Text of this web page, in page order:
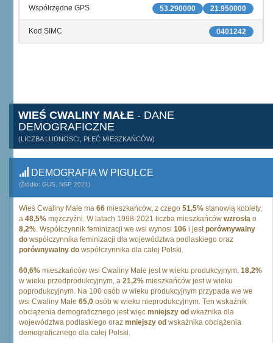
21.950000
53.290000
Współrzędne GPS
0401242
Kod SIMC
WIEŚ CWALINY MAŁE - DANE
DEMOGRAFICZNE
(LICZBA LUDNOŚCI, PŁEĆ MIESZKAŃCÓW)
DEMOGRAFIA W PIGUŁCE
(Źródło: GUS, NSP 2021)
Wieś Cwaliny Małe ma 66 mieszkańców, z czego 51,5% stanowią kobiety,
a 48,5% mężczyźni. W latach 1998-2021 liczba mieszkańców wzrosła o
8,2%. Współczynnik feminizacji we wsi wynosi 106 i jestporównywalny
do współczynnika feminizacji dla województwa podlaskiego oraz
porównywalny do współczynnika dla całej Polski.
60,6% mieszkańców wsi Cwaliny Małe jest w wieku produkcyjnym, 18,2%
w wieku przedprodukcyjnym, a 21,2% mieszkańców jest w wieku
poprodukcyjnym. Na 100 osób w wieku produkcyjnym przypada we we
wsi Cwaliny Małe 65,0 osób w wieku nieprodukcyjnym. Ten wskaźnik
obciążenia demograficznego jest więc mniejszy od wkażnika dla
województwa podlaskiego oraz mniejszy od wskażnika obciążenia
demograficznego dla całej Polski.